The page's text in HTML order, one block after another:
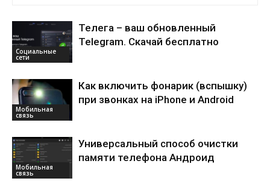
Социальные
сети
Телега – ваш обновленный
Telegram. Скачай бесплатно
Мобильная
связь
Как включить фонарик (вспышку)
при звонках на iPhone и Android
Мобильная
связь
Универсальный способ очистки
памяти телефона Андроид